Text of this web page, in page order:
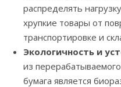
распределять
хрупкие товары от
транспортировке и
Экологичность и
из
бумага является